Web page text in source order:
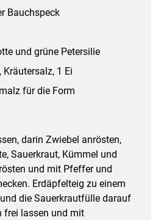
Bauchspeck
und grüne Petersilie
1 Ei
für die Form
darin Zwiebel anrösten,
Sauerkraut, Kümmel und
und mit Pfeffer und
Erdäpfelteig zu einem
die Sauerkrautfülle darauf
frei lassen und mit